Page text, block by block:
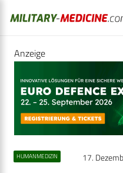
Anzeige
HUMANMEDIZIN 17.